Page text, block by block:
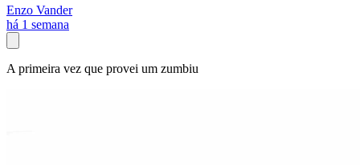
Enzo Vander
há 1 semana
A primeira vez que provei um zumbiu